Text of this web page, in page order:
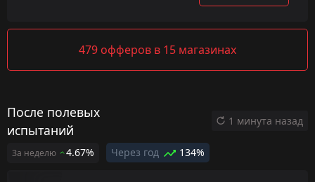
479 офферов в 15 магазинах
После полевых
испытаний
За неделю 4.67% Через год 134%
1 минута назад